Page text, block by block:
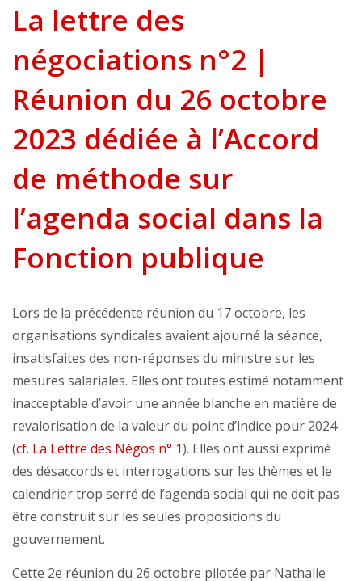
La lettre des
négociations n°2 |
Réunion du 26 octobre
2023 dédiée à l’Accord
de méthode sur
l’agenda social dans la
Fonction publique
Lors de la précédente réunion du 17 octobre, les
organisations syndicales avaient ajourné la séance,
insatisfaites des non-réponses du ministre sur les
mesures salariales. Elles ont toutes estimé notamment
inacceptable d’avoir une année blanche en matière de
revalorisation de la valeur du point d’indice pour 2024
(cf. La Lettre des Négos n° 1). Elles ont aussi exprimé
des désaccords et interrogations sur les thèmes et le
calendrier trop serré de l’agenda social qui ne doit pas
être construit sur les seules propositions du
gouvernement.
Cette 2e réunion du 26 octobre pilotée par Nathalie